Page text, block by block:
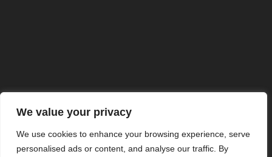
We value your privacy
We use cookies to enhance your browsing experience, serve
personalised ads or content, and analyse our traffic. By